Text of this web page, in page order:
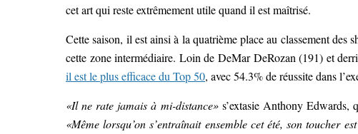
cet art qui reste extrêmement utile quand il est maîtrisé.
Cette saison, il est ainsi à la quatrième place au classement des
cette zone intermédiaire. Loin de DeMar DeRozan (191) et
il est le plus efficace du Top 50, avec 54.3% de réussite dans
«Il ne rate jamais à mi-distance»s’extasie Anthony Edwards,
«Même lorsqu’on s’entraînait ensemble cet été, son toucher